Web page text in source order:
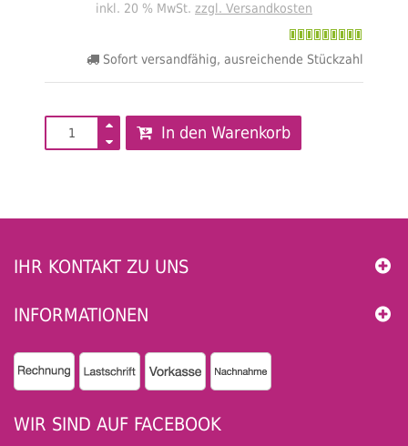
inkl. 20 % MwSt. zzgl. Versandkosten
Sofort versandfähig, ausreichende Stückzahl
In den Warenkorb
IHR KONTAKT ZU UNS
INFORMATIONEN
WIR SIND AUF FACEBOOK